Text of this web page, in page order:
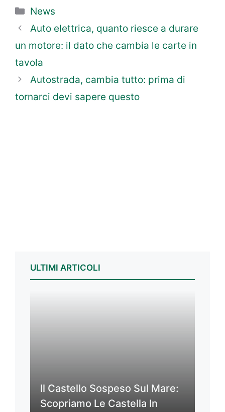
Categorie
News
Auto elettrica, quanto riesce a durare
un motore: il dato che cambia le carte in
tavola
Autostrada, cambia tutto: prima di
tornarci devi sapere questo
ULTIMI ARTICOLI
Il Castello Sospeso Sul Mare:
Scopriamo Le Castella In